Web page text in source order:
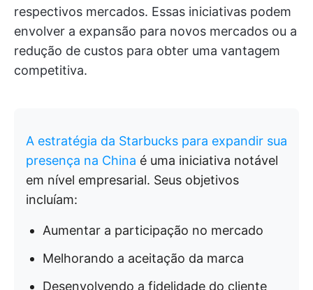
respectivos mercados. Essas iniciativas podem
envolver a expansão para novos mercados ou a
redução de custos para obter uma vantagem
competitiva.
A estratégia da Starbucks para expandir sua
presença na China é uma iniciativa notável
em nível empresarial. Seus objetivos
incluíam:
Aumentar a participação no mercado
Melhorando a aceitação da marca
Desenvolvendo a fidelidade do cliente